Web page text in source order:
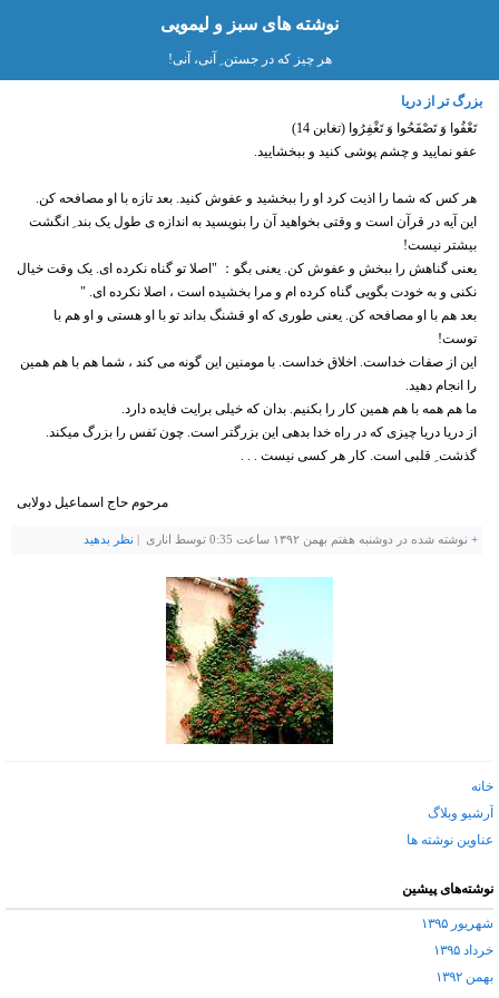
نوشته های سبز و لیمویی
هر چیز که در جستن ِ آنی، آنی!
بزرگ تر از دریا
ﺗَﻌْﻔُﻮﺍ ﻭَ ﺗَﺼْﻔَﺤُﻮﺍ ﻭَ ﺗَﻐْﻔِﺮُﻭﺍ (ﺗﻐﺎﺑﻦ 14)
عفو نمایید و چشم پوشی کنید و ببخشایید.
هر کس که شما را اذیت کرد او را ببخشید و عفوش کنید. بعد تازه با او مصافحه کن.
این آیه در قرآن است و وقتی بخواهید آن را بنویسید به اندازه ی طول یک بند ِ انگشت
بیشتر نیست!
یعنی گناهش را ببخش و عفوش کن. یعنی بگو： "اصلا تو گناه نکرده ای. یک وقت خیال
نکنی و به خودت بگویی گناه کرده ام و مرا بخشیده است ، اصلا نکرده ای. "
بعد هم با او مصافحه کن. یعنی طوری که او قشنگ بداند تو با او هستی و او هم با
توست!
این از صفات خداست. اخلاق خداست. با مومنین این گونه می کند ، شما هم با هم همین
را انجام دهید.
ما هم همه با هم همین کار را بکنیم. بدان که خیلی برایت فایده دارد.
از دریا دریا چیزی که در راه خدا بدهی این بزرگتر است. چون نَفس را بزرگ میکند.
گذشت ِ قلبی است. کار هر کسی نیست . . .
مرحوم حاج اسماعیل دولابی
+ نوشته شده در دوشنبه هفتم بهمن ۱۳۹۲ ساعت 0:35 توسط اناری | نظر بدهيد
خانه
آرشیو وبلاگ
عناوین نوشته ها
نوشته‌های پیشین
شهریور ۱۳۹۵
خرداد ۱۳۹۵
بهمن ۱۳۹۲